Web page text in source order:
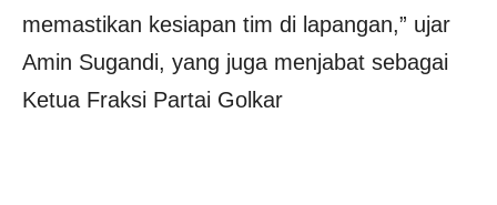
memastikan kesiapan tim di lapangan,” ujar
Amin Sugandi, yang juga menjabat sebagai
Ketua Fraksi Partai Golkar